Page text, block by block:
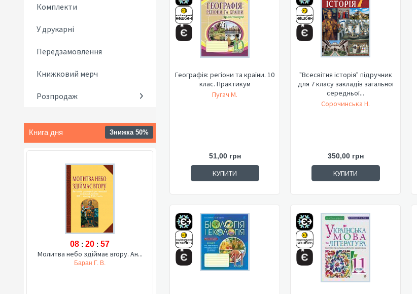
Комплекти
У друкарні
Передзамовлення
Книжковий мерч
Розпродаж
Книга дня Знижка 50%
08 : 20 : 56
Молитва небо здіймає вгору. Ан...
Баран Г. В.
Географія: регіони та країни. 10
клас. Практикум
Пугач М.
51,00 грн
КУПИТИ
"Всесвітня історія" підручник
для 7 класу закладів загальної
середньої...
Сорочинська Н.
350,00 грн
КУПИТИ